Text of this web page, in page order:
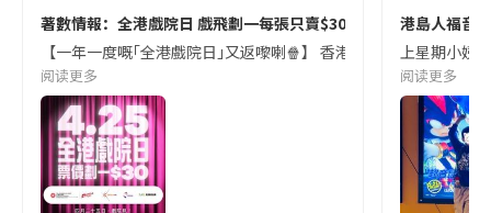
著數情報：全港戲院日 戲飛劃一每張只賣$30咋
【一年一度嘅｢全港戲院日｣又返嚟喇🍿】 香港戲院商會將於
阅读更多
港島人福音🍿
上星期小姨
阅读更多